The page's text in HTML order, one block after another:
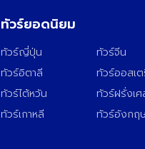
ทัวร์ยอดนิยม
ทัวร์ญี่ปุ่น
ทัวร์อิตาลี
ทัวร์ไต้หวัน
ทัวร์เกาหลี
ทัวร์จีน
ทัวร์ออสเ
ทัวร์ฝรั่งเ
ทัวร์อังกฤ